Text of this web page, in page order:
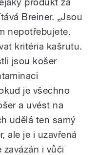
Breiner. „Jsou
nepotřebujete.
kritéria kašrutu.
jsou košer
je všechno
a uvést na
udělá ten samý
ale je i uzavřená
i vůči